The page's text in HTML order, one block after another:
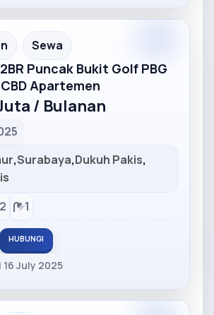
Sewa
Puncak Bukit Golf PBG
Apartemen
/ Bulanan
,Surabaya,Dukuh Pakis,
2 1
HUBUNGI
July 2025